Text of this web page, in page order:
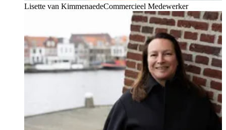
Lisette van KimmenaedeCommercieel Medewerker